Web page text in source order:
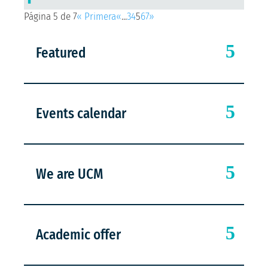
Página 5 de 7« Primera«...34567»
Featured
Events calendar
We are UCM
Academic offer